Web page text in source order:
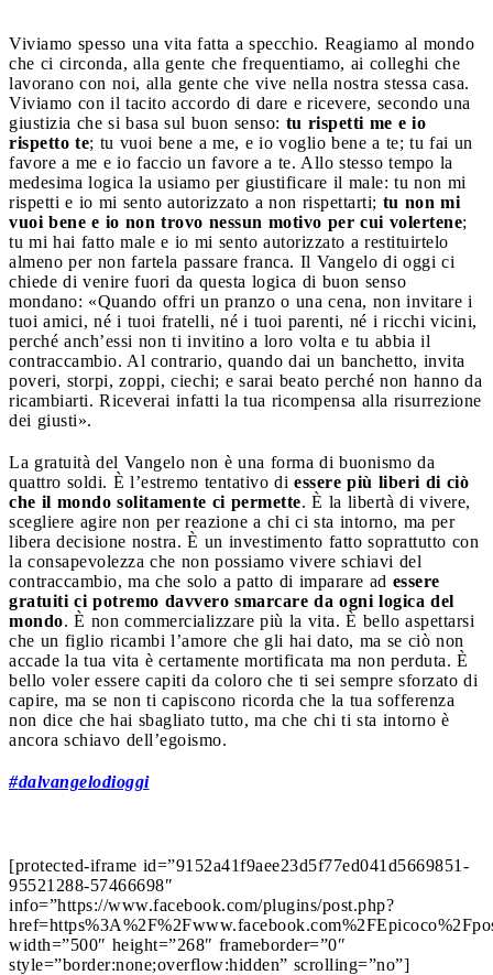
Viviamo spesso una vita fatta a specchio. Reagiamo al mondo
che ci circonda, alla gente che frequentiamo, ai colleghi che
lavorano con noi, alla gente che vive nella nostra stessa casa.
Viviamo con il tacito accordo di dare e ricevere, secondo una
giustizia che si basa sul buon senso: tu rispetti me e io
rispetto te; tu vuoi bene a me, e io voglio bene a te; tu fai un
favore a me e io faccio un favore a te. Allo stesso tempo la
medesima logica la usiamo per giustificare il male: tu non mi
rispetti e io mi sento autorizzato a non rispettarti; tu non mi
vuoi bene e io non trovo nessun motivo per cui volertene;
tu mi hai fatto male e io mi sento autorizzato a restituirtelo
almeno per non fartela passare franca. Il Vangelo di oggi ci
chiede di venire fuori da questa logica di buon senso
mondano: «Quando offri un pranzo o una cena, non invitare i
tuoi amici, né i tuoi fratelli, né i tuoi parenti, né i ricchi vicini,
perché anch’essi non ti invitino a loro volta e tu abbia il
contraccambio. Al contrario, quando dai un banchetto, invita
poveri, storpi, zoppi, ciechi; e sarai beato perché non hanno da
ricambiarti. Riceverai infatti la tua ricompensa alla risurrezione
dei giusti».
La gratuità del Vangelo non è una forma di buonismo da
quattro soldi. È l’estremo tentativo di essere più liberi di ciò
che il mondo solitamente ci permette. È la libertà di vivere,
scegliere agire non per reazione a chi ci sta intorno, ma per
libera decisione nostra. È un investimento fatto soprattutto con
la consapevolezza che non possiamo vivere schiavi del
contraccambio, ma che solo a patto di imparare ad essere
gratuiti ci potremo davvero smarcare da ogni logica del
mondo. È non commercializzare più la vita. È bello aspettarsi
che un figlio ricambi l’amore che gli hai dato, ma se ciò non
accade la tua vita è certamente mortificata ma non perduta. È
bello voler essere capiti da coloro che ti sei sempre sforzato di
capire, ma se non ti capiscono ricorda che la tua sofferenza
non dice che hai sbagliato tutto, ma che chi ti sta intorno è
ancora schiavo dell’egoismo.
#dalvangelodioggi
[protected-iframe id=”9152a41f9aee23d5f77ed041d5669851-
95521288-57466698″
info=”https://www.facebook.com/plugins/post.php?
width=”500″ height=”268″ frameborder=”0″
style=”border:none;overflow:hidden” scrolling=”no”]